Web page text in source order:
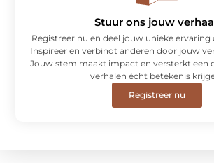
Stuur ons jouw
Registreer nu en deel jouw unieke
Inspireer en verbindt anderen door jouw
Jouw stem maakt impact en versterkt een
verhalen écht betekenis
Registreer nu